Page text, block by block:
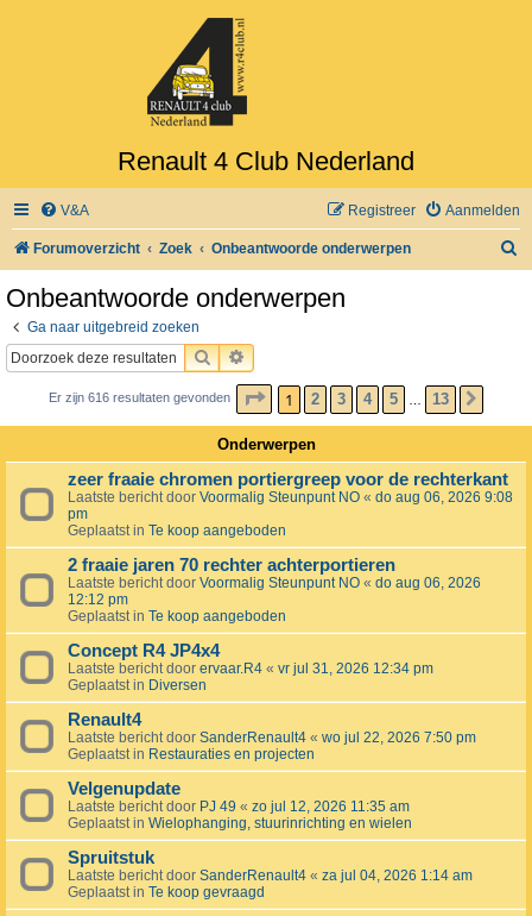
Renault 4 Club Nederland
V&A Aanmelden
Registreer
Forumoverzicht Zoek Onbeantwoorde onderwerpen
Onbeantwoorde onderwerpen
Ga naar uitgebreid zoeken
ZOEKUITGEBREID ZOEKEN
Er zijn 616 resultaten gevonden PAGINA VAN 13
1 2 3 4 5 13
Onderwerpen
zeer fraaie chromen portiergreep voor de rechterkant
Laatste bericht door Voormalig Steunpunt NO « do aug 06, 2026 9:08
pm
Geplaatst in Te koop aangeboden
2 fraaie jaren 70 rechter achterportieren
Laatste bericht door Voormalig Steunpunt NO « do aug 06, 2026
12:12 pm
Geplaatst in Te koop aangeboden
Concept R4 JP4x4
Laatste bericht door ervaar.R4 « vr jul 31, 2026 12:34 pm
Geplaatst in Diversen
Renault4
Laatste bericht door SanderRenault4 « wo jul 22, 2026 7:50 pm
Geplaatst in Restauraties en projecten
Velgenupdate
Laatste bericht door PJ 49 « zo jul 12, 2026 11:35 am
Geplaatst in Wielophanging, stuurinrichting en wielen
Spruitstuk
Laatste bericht door SanderRenault4 « za jul 04, 2026 1:14 am
Geplaatst in Te koop gevraagd